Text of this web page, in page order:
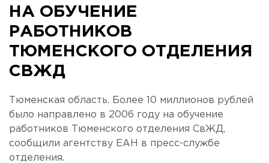
НА ОБУЧЕНИЕ
РАБОТНИКОВ
ТЮМЕНСКОГО ОТДЕЛЕНИЯ
СВЖД
Тюменская область. Более 10 миллионов рублей
было направлено в 2006 году на обучение
работников Тюменского отделения СвЖД,
сообщили агентству ЕАН в пресс-службе
отделения.